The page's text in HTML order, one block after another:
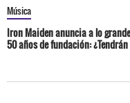
Música
Iron Maiden anuncia a lo
50 años de fundación: